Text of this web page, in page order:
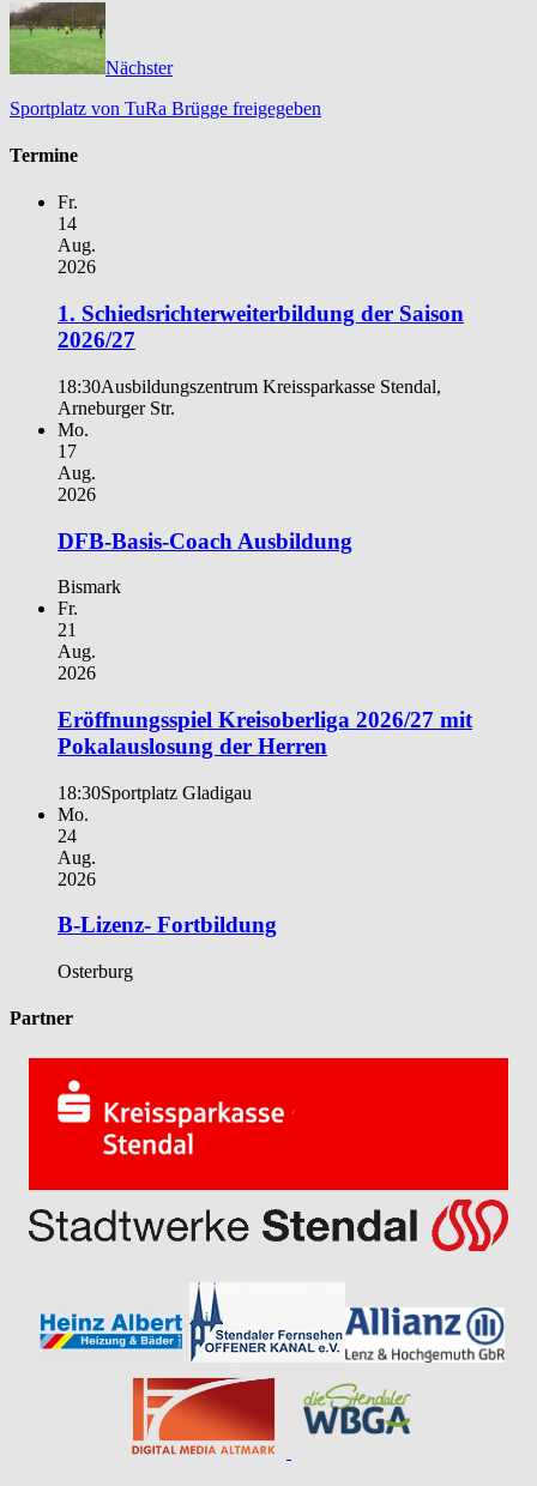
Nächster
Sportplatz von TuRa Brügge freigegeben
Termine
Fr.
14
Aug.
2026
1. Schiedsrichterweiterbildung der Saison
2026/27
18:30Ausbildungszentrum Kreissparkasse Stendal,
Arneburger Str.
Mo.
17
Aug.
2026
DFB-Basis-Coach Ausbildung
Bismark
Fr.
21
Aug.
2026
Eröffnungsspiel Kreisoberliga 2026/27 mit
Pokalauslosung der Herren
18:30Sportplatz Gladigau
Mo.
24
Aug.
2026
B-Lizenz- Fortbildung
Osterburg
Partner